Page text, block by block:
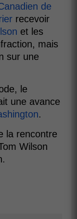
de
recevoir
et les
mais
sur une
le
une avance
.
la rencontre
Wilson